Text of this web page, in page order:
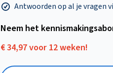
Antwoorden op al je vragen
Neem het
€ 34,97 voor 12 weken!